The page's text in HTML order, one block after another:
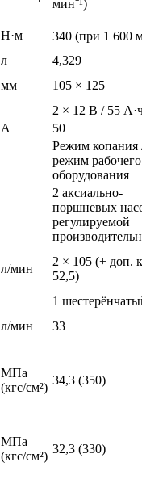
мин⁻¹)
Н·м
340 (при 1 600
л
4,329
мм
105 × 125
2 × 12 В / 55
А 50
Режим копания
режим рабочего
оборудования
2 аксиально-
поршневых
регулируемой
л/мин
2 × 105 (+ доп.
52,5)
1
л/мин 33
МПа
(кгс/см²)
34,3 (350)
МПа
(кгс/см²)
32,3 (330)